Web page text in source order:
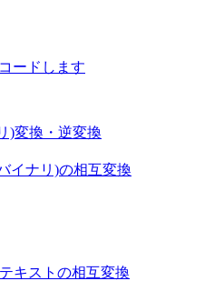
ードします
)変換・逆変換
イナリ)の相互変換
キストの相互変換